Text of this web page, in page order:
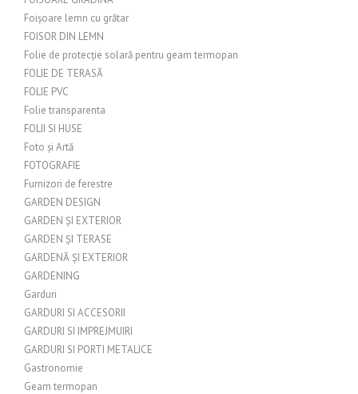
Foișoare lemn cu grătar
FOISOR DIN LEMN
Folie de protecție solară pentru geam termopan
FOLIE DE TERASĂ
FOLIE PVC
Folie transparenta
FOLII SI HUSE
Foto și Artă
FOTOGRAFIE
Furnizori de ferestre
GARDEN DESIGN
GARDEN ȘI EXTERIOR
GARDEN ȘI TERASE
GARDENĂ ȘI EXTERIOR
GARDENING
Garduri
GARDURI SI ACCESORII
GARDURI SI IMPREJMUIRI
GARDURI SI PORTI METALICE
Gastronomie
Geam termopan